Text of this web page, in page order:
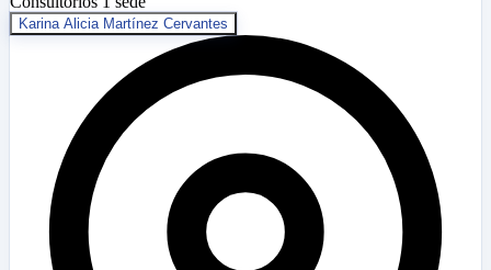
Karina Alicia Martínez Cervantes